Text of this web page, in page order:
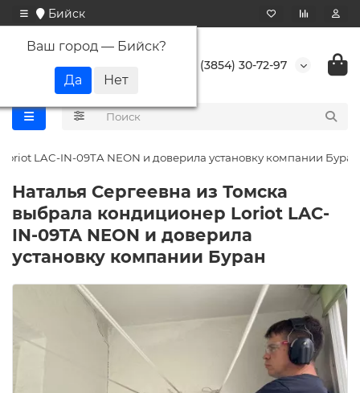
Бийск
Ваш город — Бийск?
+7 (3854) 30-72-97
LAC-IN-09TA NEON и доверила установку компании Буран
Наталья Сергеевна из Томска
выбрала кондиционер Loriot LAC-
IN-09TA NEON и доверила
установку компании Буран